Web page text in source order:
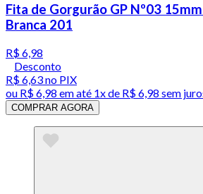
Fita de Gorgurão GP Nº03
Branca 201
R$ 6,98
Desconto
R$ 6,63no PIX
ou R$ 6,98 em até 1x de R$ 6,98 sem
COMPRAR AGORA